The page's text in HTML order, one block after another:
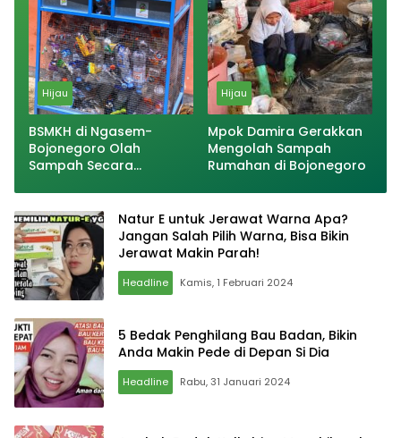
Hijau
BSMKH di Ngasem-
Bojonegoro Olah
Sampah Secara
Bayar Pajak dari Sampah
Hijau
Mpok Damira Gerakkan
Mengolah Sampah
Rumahan di Bojonegoro
Natur E untuk Jerawat Warna Apa?
Jangan Salah Pilih Warna, Bisa Bikin
Jerawat Makin Parah!
Headline Kamis, 1 Februari 2024
5 Bedak Penghilang Bau Badan, Bikin
Anda Makin Pede di Depan Si Dia
Headline Rabu, 31 Januari 2024